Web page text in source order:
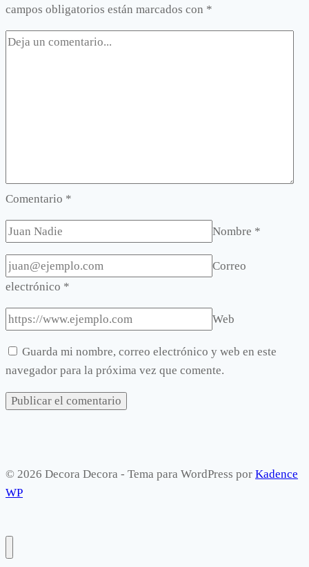
campos obligatorios están marcados con *
Comentario *
Nombre *
Correo
electrónico *
Web
Guarda mi nombre, correo electrónico y web en este
navegador para la próxima vez que comente.
© 2026 Decora Decora - Tema para WordPress por Kadence
WP